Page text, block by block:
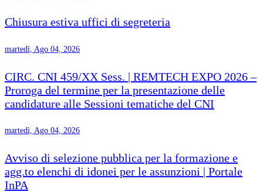
Chiusura estiva uffici di segreteria
martedì, Ago 04, 2026
CIRC. CNI 459/XX Sess. | REMTECH EXPO 2026 –
Proroga del termine per la presentazione delle
candidature alle Sessioni tematiche del CNI
martedì, Ago 04, 2026
Avviso di selezione pubblica per la formazione e
agg.to elenchi di idonei per le assunzioni | Portale
InPA